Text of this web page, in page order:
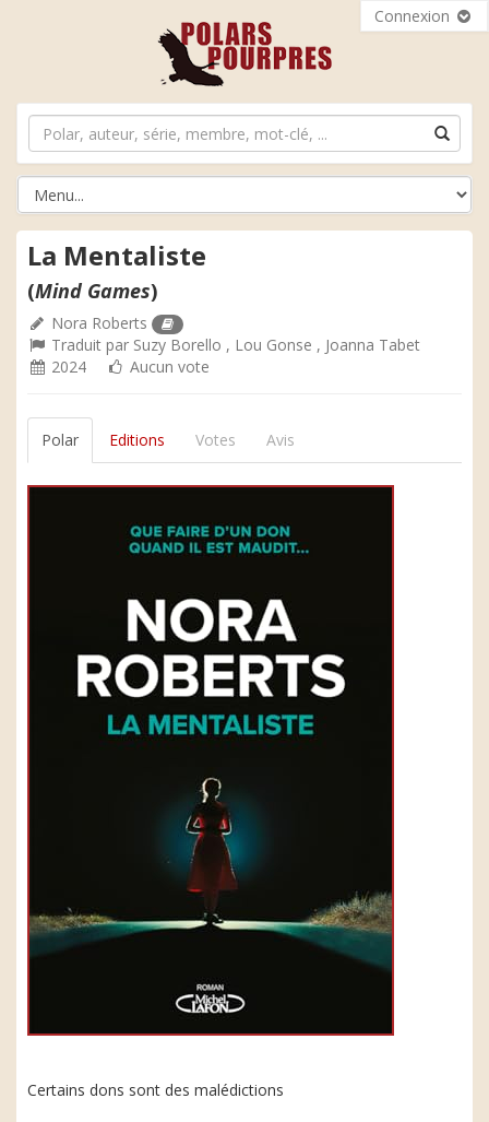
Connexion
La Mentaliste
(Mind Games)
Nora Roberts
Traduit par Suzy Borello , Lou Gonse , Joanna Tabet
2024
Aucun vote
Polar Editions Votes Avis
Certains dons sont des malédictions